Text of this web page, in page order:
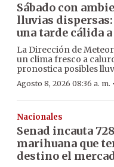
Sábado con
lluvias
una tarde cálida
La Dirección de
un clima fresco a
pronostica posibles
Agosto 8, 2026 08:36 a. m. ·
Nacionales
Senad incauta
marihuana que
destino el